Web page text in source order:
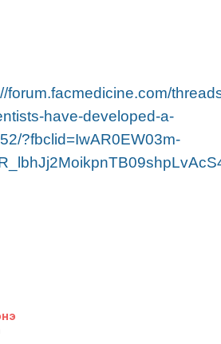
forum.facmedicine.com/
have-developed-a-
?fbclid=IwAR0EW03m-